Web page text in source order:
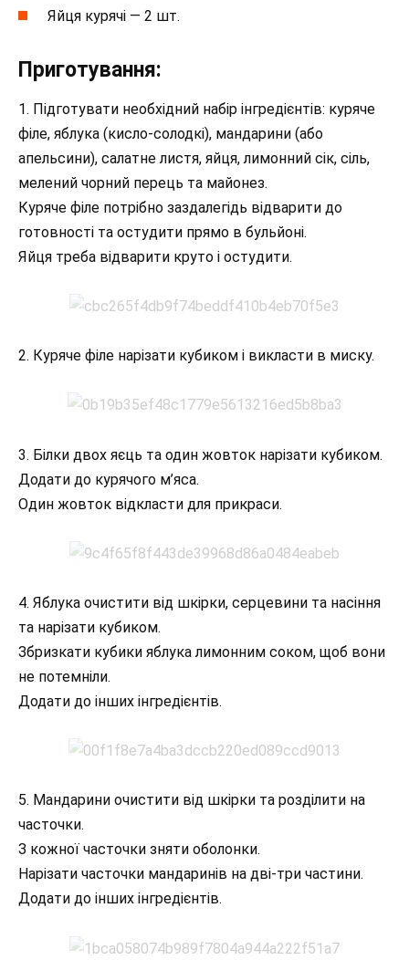
Яйця курячі — 2 шт.
Приготування:
1. Підготувати необхідний набір інгредієнтів: куряче
філе, яблука (кисло-солодкі), мандарини (або
апельсини), салатне листя, яйця, лимонний сік, сіль,
мелений чорний перець та майонез.
Куряче філе потрібно заздалегідь відварити до
готовності та остудити прямо в бульйоні.
Яйця треба відварити круто і остудити.
2. Куряче філе нарізати кубиком і викласти в миску.
3. Білки двох яєць та один жовток нарізати кубиком.
Додати до курячого м’яса.
Один жовток відкласти для прикраси.
4. Яблука очистити від шкірки, серцевини та насіння
та нарізати кубиком.
Збризкати кубики яблука лимонним соком, щоб вони
не потемніли.
Додати до інших інгредієнтів.
5. Мандарини очистити від шкірки та розділити на
часточки.
З кожної часточки зняти оболонки.
Нарізати часточки мандаринів на дві-три частини.
Додати до інших інгредієнтів.